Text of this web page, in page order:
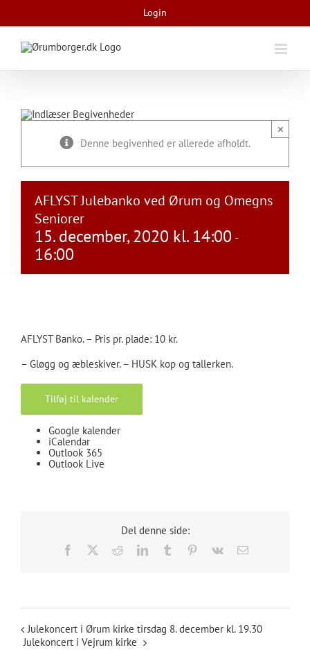
content
Login
Denne begivenhed er allerede afholdt.
×
AFLYST Julebanko ved Ørum og Omegns
Seniorer
15. december, 2020 kl. 14:00 -
16:00
AFLYST Banko. – Pris pr. plade: 10 kr.
– Gløgg og æbleskiver. – HUSK kop og tallerken.
Tilføj til kalender
Google kalender
iCalendar
Outlook 365
Outlook Live
Del denne side:
Facebook RedditLinkedInTumblr Pinterest
Vk
E-
Julekoncert i Ørum kirke tirsdag 8. december kl. 19.30
Julekoncert i Vejrum kirke